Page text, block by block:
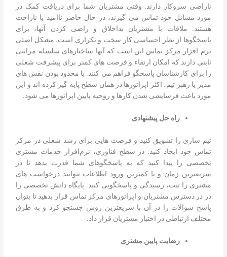
ناراضی سروکار دارند. وقتی مشتریان شما برای دریافت کمک در
مورد مسائل خود تماس می گیرند، در حال حاضر ناامید یا ناراحت
هستند. ملاقات با مشتریان بداخلاق و راضی کردن آنها، برای
پاسخگوها از نظر احساسی کار سخت و تکراری است. مشکل اصلی
نرم افزار مرکز تماس این است که آنها ساختارهای سلسله مراتبی
ثابتی دارند که امکان ارتقاء و فرصت های کمتر برای پیشرفت شغلی
را برای کارشناسان پاسخگو فراهم می کنند. با محدود بودن نقش های
مدیر یا رهبر تیم، اکثر اپراتورها در همان سطح پایه گیر کرده اند و این
مورد باعث فرسایشی شدن کارها و روحیه پایین اپراتورها می شود.
راه حل پیشنهادی
تیم سازی را تشویق کنید و فرصت هایی برای رشد شغلی در مرکز
تماس خود ایجاد کنید. در سطح فناوری، نرم‌افزار خدمات مشتری
تخصصی را پیدا کنید که به پاسخگوهای شما قدرت بدهد تا در
سریعترین زمان و با کمترین ورود اطلاعات بتوانند درخواست های
مشتری را ثبت، رسیدگی و پاسخگویی کنند. پایگاه دانش تخصصی را
در در دسترس مشتریان و اپراتورهای مرکز تماس قرار بدهید تا بتوان
پاسخ سوالات را در آن با سریعترین روش جستجو کرد و به طرق
مختلف ارتباطی در اختیار مشتریان قرار داد.
رضایت پایین مشتری